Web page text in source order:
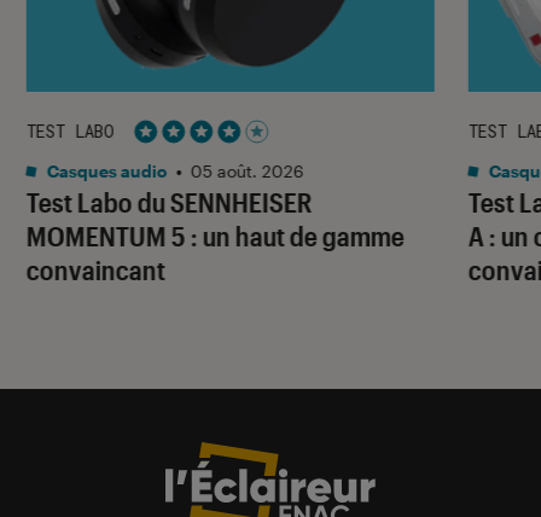
Test Labo du SENNHEISER
MOMENTUM 5 : un haut de gamme
convaincant
TEST LABO
Noté 4 étoiles sur 5
Casques audio • 05 août. 2026
Test
A : un
TEST